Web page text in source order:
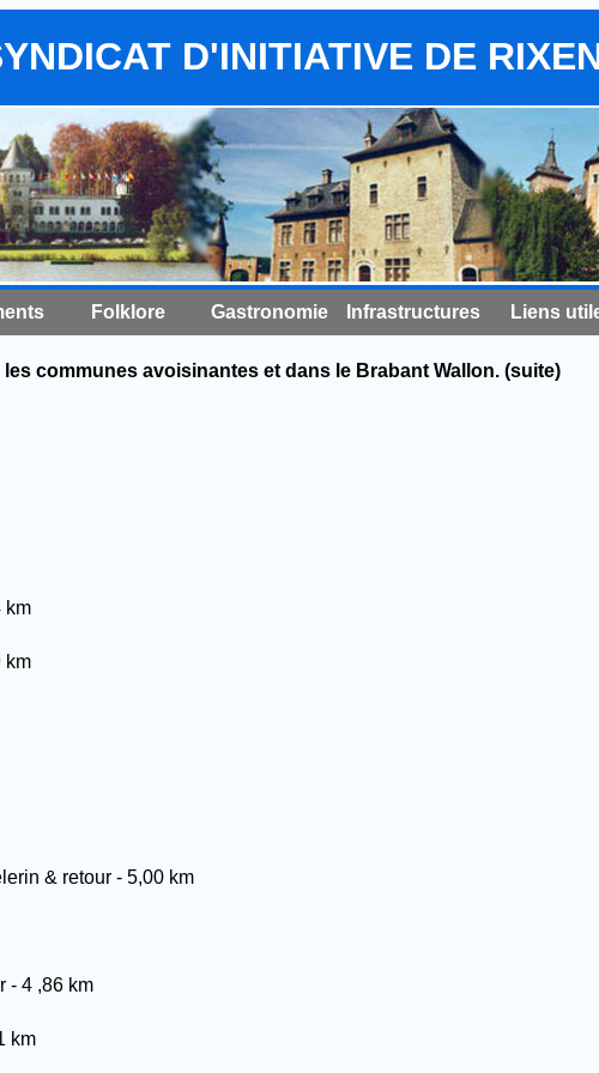
D'INITIATIVE DE
Folklore Gastronomie Infrastructures Liens
communes avoisinantes et dans le Brabant Wallon. (suite)
km
km
& retour - 5,00 km
- 4 ,86 km
km